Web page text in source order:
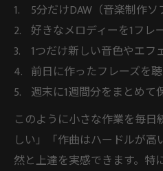
5分だけDAW（音楽制作
好きなメロディーを1フレ
1つだけ新しい音色やエフ
前日に作ったフレーズを
週末に1週間分をまとめて
このように小さな作業を毎
しい」「作曲はハードルが
然と上達を実感できます。特